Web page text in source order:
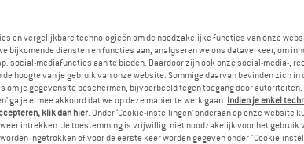
en vergelijkbare technologieën om de noodzakelijke functies van onze
bijkomende diensten en functies aan, analyseren we ons dataverkeer, om
social-mediafuncties aan te bieden. Daardoor zijn ook onze social-media-,
hoogte van je gebruik van onze website. Sommige daarvan bevinden zich in
om je gegevens te beschermen, bijvoorbeeld tegen toegang door
ga je ermee akkoord dat we op deze manier te werk gaan. Indien je enkel
klik dan hier. Onder ‘Cookie-instellingen’ onderaan op onze website
intrekken. Je toestemming is vrijwillig, niet noodzakelijk voor het gebruik
ingetrokken of voor de eerste keer worden gegeven onder "Cookie-